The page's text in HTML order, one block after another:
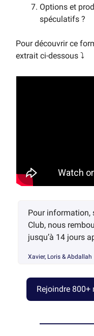
Options et
spéculatifs ?
Pour découvrir ce
extrait ci-dessous ⤵️
Pour information,
Club, nous
jusqu’à 14 jours
Xavier, Loris & Abdallah
Rejoindre 800+